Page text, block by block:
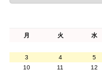
月 火 水
3
4 5
10
11 12